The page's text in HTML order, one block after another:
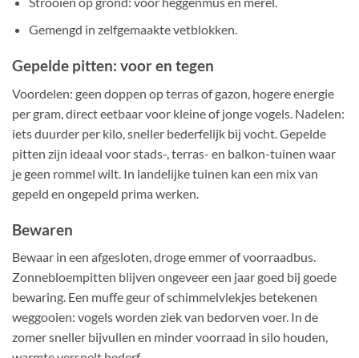
Gemengd in zelfgemaakte vetblokken.
Gepelde pitten: voor en tegen
Voordelen: geen doppen op terras of gazon, hogere energie
per gram, direct eetbaar voor kleine of jonge vogels. Nadelen:
iets duurder per kilo, sneller bederfelijk bij vocht. Gepelde
pitten zijn ideaal voor stads-, terras- en balkon-tuinen waar
je geen rommel wilt. In landelijke tuinen kan een mix van
gepeld en ongepeld prima werken.
Bewaren
Bewaar in een afgesloten, droge emmer of voorraadbus.
Zonnebloempitten blijven ongeveer een jaar goed bij goede
bewaring. Een muffe geur of schimmelvlekjes betekenen
weggooien: vogels worden ziek van bedorven voer. In de
zomer sneller bijvullen en minder voorraad in silo houden,